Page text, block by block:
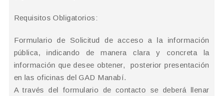
Requisitos Obligatorios:
Formulario de Solicitud de acceso a la información
pública, indicando de manera clara y concreta la
información que desee obtener, posterior presentación
en las oficinas del GAD Manabí.
A través del formulario de contacto se deberá llenar